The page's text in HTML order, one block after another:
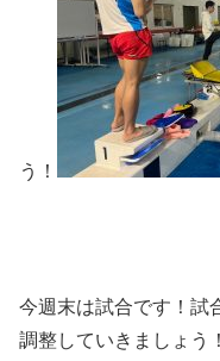
う！
今週末は試合です！試
調整していきましょう